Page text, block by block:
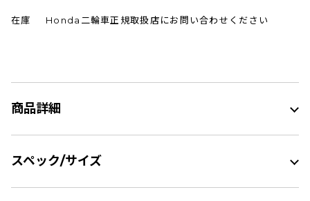
在庫 Honda二輪車正規取扱店にお問い合わせください
商品詳細
スペック/サイズ